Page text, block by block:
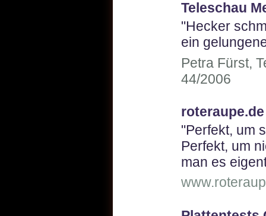
Teleschau
"Hecker
ein
Petra Fürst,
44/2006
roteraupe.de
"Perfekt, um
Perfekt, um
man es